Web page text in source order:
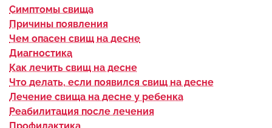
Симптомы свища
Причины появления
Чем опасен свищ на десне
Диагностика
Как лечить свищ на десне
Что делать, если появился свищ на десне
Лечение свища на десне у ребенка
Реабилитация после лечения